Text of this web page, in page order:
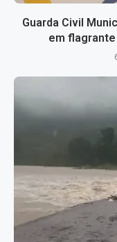
Guarda Civil
em